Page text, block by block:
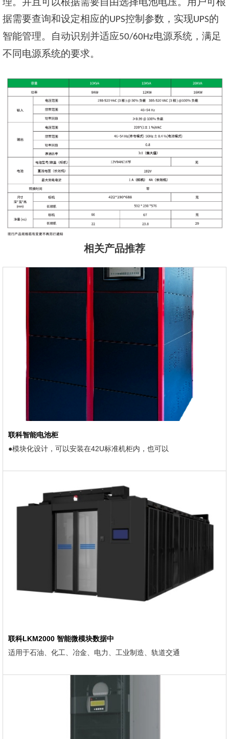
据需要查询和设定相应的UPS控制参数，实现UPS的
智能管理。自动识别并适应50/60Hz电源系统，满足
不同电源系统的要求。
相关产品推荐
联科智能电池柜
●模块化设计，可以安装在42U标准机柜内，也可以
联科LKM2000 智能微模块数据中
适用于石油、化工、冶金、电力、工业制造、轨道交通